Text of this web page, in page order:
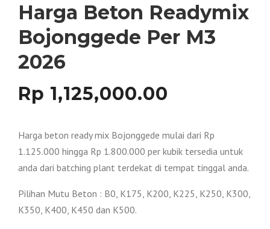
Harga Beton Readymix
Bojonggede Per M3
2026
Rp 1,125,000.00
Harga beton ready mix Bojonggede mulai dari Rp
1.125.000 hingga Rp 1.800.000 per kubik tersedia untuk
anda dari batching plant terdekat di tempat tinggal anda.
Pilihan Mutu Beton : B0, K175, K200, K225, K250, K300,
K350, K400, K450 dan K500.